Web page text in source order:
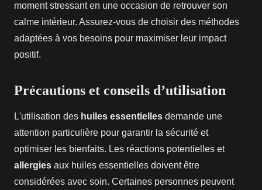
moment stressant en une occasion de retrouver son
calme intérieur. Assurez-vous de choisir des méthodes
adaptées à vos besoins pour maximiser leur impact
positif.
Précautions et conseils d’utilisation
L'utilisation des huiles essentielles demande une
attention particulière pour garantir la sécurité et
optimiser les bienfaits. Les réactions potentielles et
allergies aux huiles essentielles doivent être
considérées avec soin. Certaines personnes peuvent